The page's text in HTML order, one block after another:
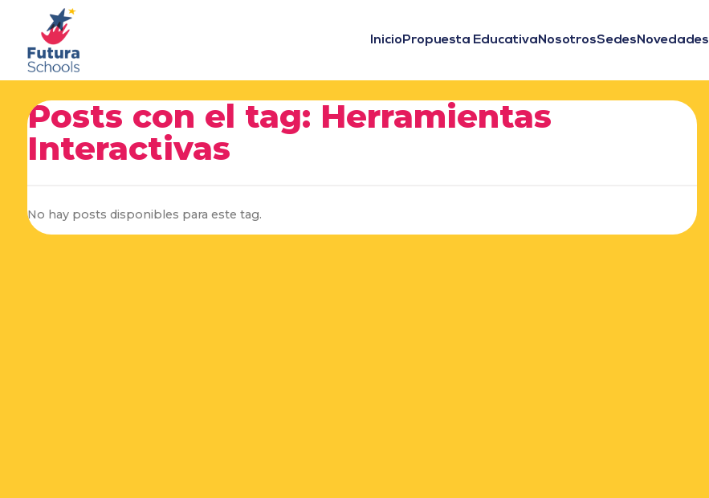
Inicio Propuesta Educativa NosotrosSedes Novedades
Posts con el tag: Herramientas
Interactivas
No hay posts disponibles para este tag.